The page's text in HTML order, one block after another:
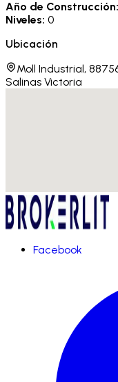
Año de Construcción:
Niveles: 0
Ubicación
Moll Industrial,
Salinas Victoria
Facebook